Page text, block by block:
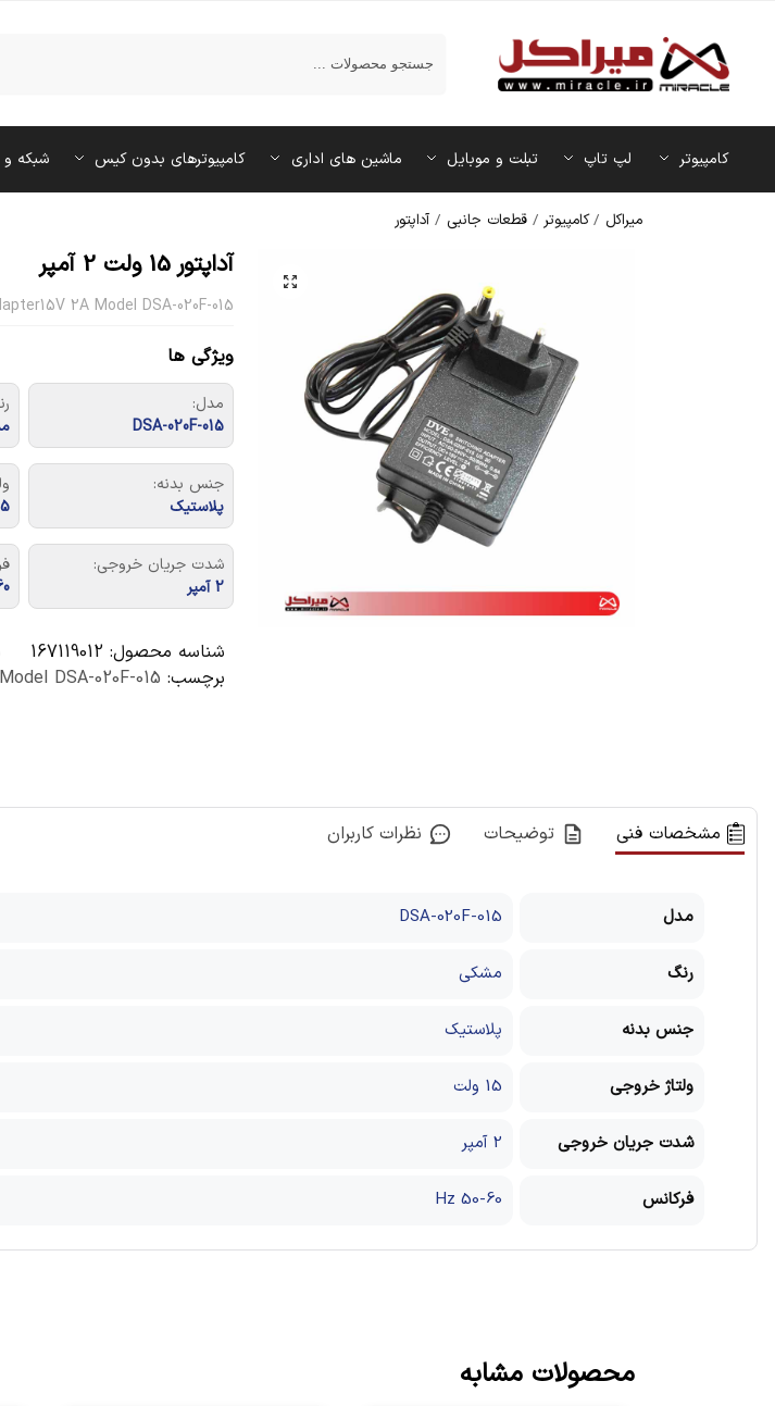
کامپیوتر لپ تاپ تبلت و موبایل ماشین‌ های اداری کامپیوترهای بدون کیس شبکه و
میراکل /کامپیوتر /قطعات جانبی /آداپتور
آداپتور 15 ولت 2 آمپر
2A Model DSA-020F-015
ویژگی ها
مدل:
DSA-020F-015
جنس بدنه:
پلاستیک
15
شدت جریان خروجی:
2 آمپر
شناسه محصول: 167119012
برچسب: DSA-020F-015
مشخصات فنی توضیحات نظرات کاربران
مدل DSA-020F-015
رنگ مشکی
جنس بدنه پلاستیک
ولتاژ خروجی 15 ولت
شدت جریان خروجی 2 آمپر
فرکانس 50-60 Hz
محصولات مشابه